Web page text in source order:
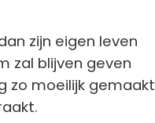
zijn eigen leven
zal blijven geven
zo moeilijk gemaakt